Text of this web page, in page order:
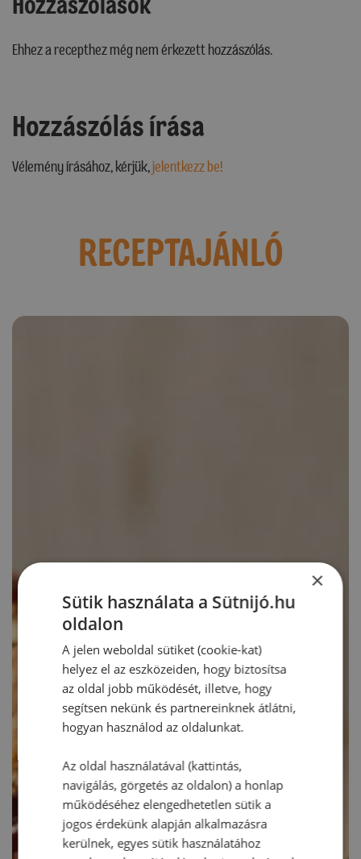
Ehhez a recepthez még nem érkezett hozzászólás.
Hozzászólás írása
Vélemény írásához, kérjük,jelentkezz be!
RECEPTAJÁNLÓ
×
Sütik használata a Sütnijó.hu
oldalon
A jelen weboldal sütiket (cookie-kat)
helyez el az eszközeiden, hogy biztosítsa
az oldal jobb működését, illetve, hogy
segítsen nekünk és partnereinknek átlátni,
hogyan használod az oldalunkat.
Az oldal használatával (kattintás,
navigálás, görgetés az oldalon) a honlap
működéséhez elengedhetetlen sütik a
jogos érdekünk alapján alkalmazásra
kerülnek, egyes sütik használatához